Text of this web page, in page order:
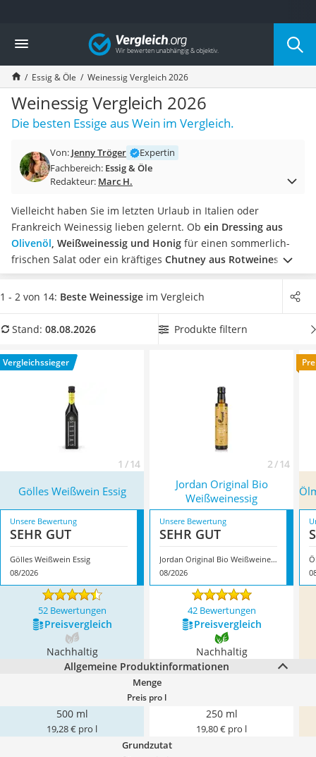
Die beliebtesten Vergleiche nach Kategorie
Lebensmittel
Schwarzkümmelöl
Knäckebrot
Schwarzkümmelöl-Kapseln
Manukahonig
Eiklar
Balsamico-Essig
Schwarzkümmelöl bio
Honig
Gemüsebrühe
Eiskaffee-Pulver
Irischer Whiskey
Grapefruitkernextrakt
Matcha-Set
MCT-Öl
Erythrit
Müsli ohne Zuckerzusatz
Vergleich
Essig & Öle Weinessig Vergleich 2026
Weinessig Vergleich 2026
Die besten Essige aus Wein im Vergleich.
Von: Jenny Tröger
Expertin
Fachbereich: Essig & Öle
Redakteur: Marc H.
Vielleicht haben Sie im letzten Urlaub in Italien oder
Frankreich Weinessig lieben gelernt. Ob ein Dressing aus
Olivenöl, Weißweinessig und Honig für einen sommerlich-
frischen Salat oder ein kräftiges Chutney aus Rotweinessig
und Zwiebeln– Weinessig können Sie in der Küche laut
Online-Tests vielseitig anwenden.Wählen Sie jetzt aus
Glasflasche, wenn Sie Plastik im Haushalt reduzieren wollen –
Braunglasflasche länger erhalten. Überzeugt hat uns hier im
August 2026 besonders das Modell
mit seinen Eigenschaften.
1 - 2 von 14: Beste Weinessige im Vergleich
Stand: 08.08.2026 Produkte filtern
Vergleichssieger
1 / 14 2 / 14
Gölles Weißwein Essig
Jordan Original Bio
Weißweinessig
Unsere Bewertung
SEHR GUT
Gölles Weißwein Essig
08/2026
Unsere Bewertung
SEHR GUT
Jordan Original Bio Weißweinessig
08/2026
52 Bewertungen 42 Bewertungen
Preis­vergleich Preis­vergleich
Nachhaltig
Nachhaltig
Allgemeine Produktinformationen
Menge
Preis pro l
500 ml
19,28 € pro l
250 ml
19,80 € pro l
Grundzutat